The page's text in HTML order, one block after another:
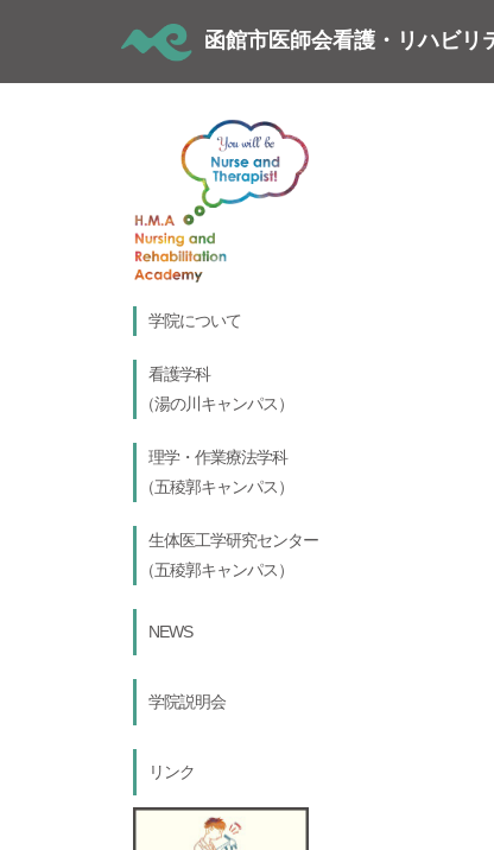
函館市医師会看護・リハビリ
学院について
看護学科
（湯の川キャンパス）
理学・作業療法学科
（五稜郭キャンパス）
生体医工学研究センター
（五稜郭キャンパス）
NEWS
学院説明会
リンク